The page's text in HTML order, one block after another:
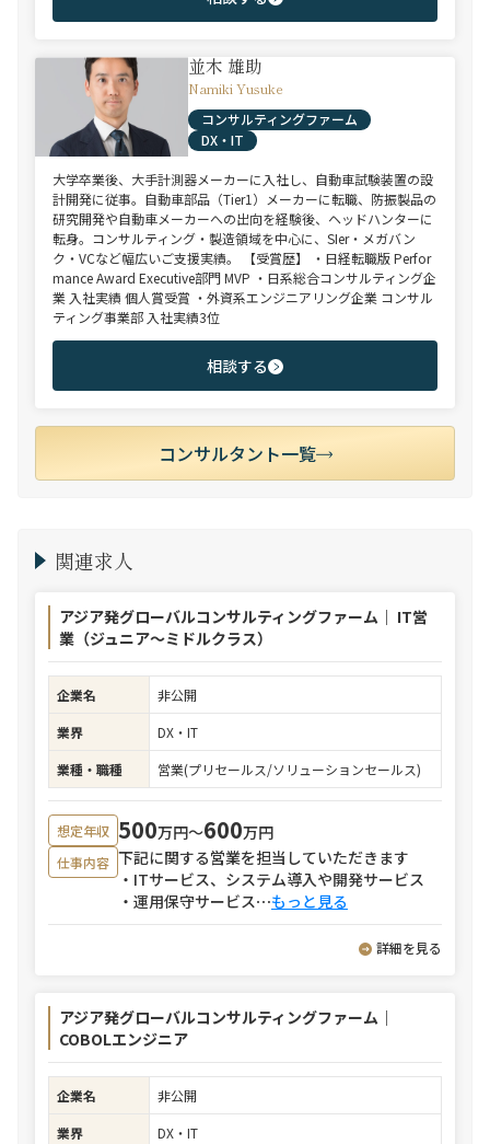
並木 雄助
Namiki Yusuke
コンサルティングファーム
DX・IT
大学卒業後、大手計測器メーカーに入社し、自動車試験装置の設
計開発に従事。自動車部品（Tier1）メーカーに転職、防振製品の
研究開発や自動車メーカーへの出向を経験後、ヘッドハンターに
転身。コンサルティング・製造領域を中心に、SIer・メガバン
ク・VCなど幅広いご支援実績。 【受賞歴】 ・日経転職版 Perfor
mance Award Executive部門 MVP ・日系総合コンサルティング企
業 入社実績 個人賞受賞 ・外資系エンジニアリング企業 コンサル
ティング事業部 入社実績3位
相談する
コンサルタント一覧
関連求人
アジア発グローバルコンサルティングファーム｜ IT営
業（ジュニア～ミドルクラス）
企業名
非公開
業界
DX・IT
業種・職種
営業(プリセールス/ソリューションセールス)
想定年収 500万円〜600万円
仕事内容 下記に関する営業を担当していただきます
・ITサービス、システム導入や開発サービス
・運用保守サービス⋯もっと見る
詳細を見る
アジア発グローバルコンサルティングファーム｜
COBOLエンジニア
企業名
非公開
業界
DX・IT